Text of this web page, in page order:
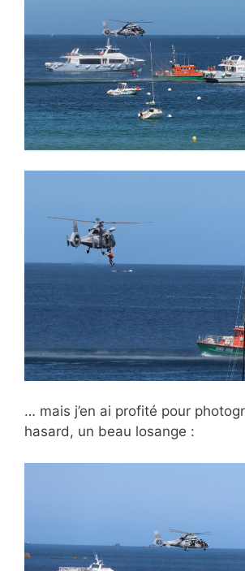
… mais j’en ai profité pour
hasard, un beau losange :